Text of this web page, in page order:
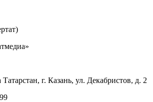
г. Казань, ул. Декабристов, д. 2